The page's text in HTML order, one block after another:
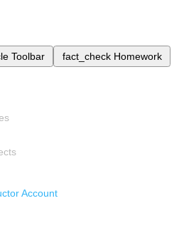
Toolbar fact_check Homework
Account